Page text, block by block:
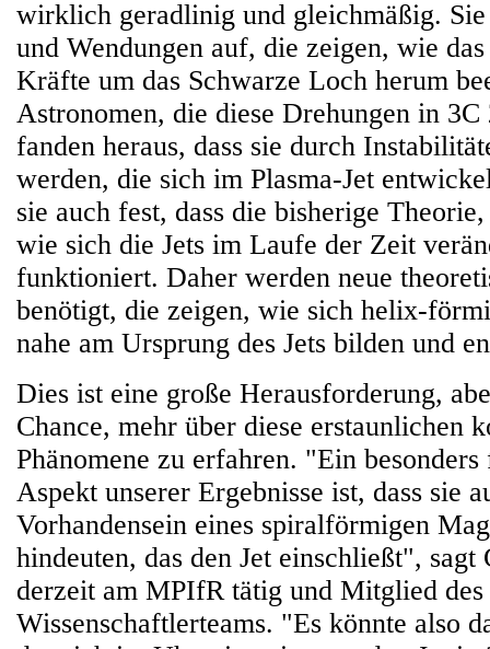
wirklich geradlinig und gleichmäßig.
und Wendungen auf, die zeigen, wie
Kräfte um das Schwarze Loch herum
Astronomen, die diese Drehungen in 3C
fanden heraus, dass sie durch
werden, die sich im Plasma-Jet
sie auch fest, dass die bisherige
wie sich die Jets im Laufe der Zeit
funktioniert. Daher werden neue
benötigt, die zeigen, wie sich helix-
nahe am Ursprung des Jets bilden und
Dies ist eine große Herausforderung,
Chance, mehr über diese erstaunlichen
Phänomene zu erfahren. "Ein
Aspekt unserer Ergebnisse ist, dass sie
Vorhandensein eines spiralförmigen
hindeuten, das den Jet einschließt", sagt
derzeit am MPIfR tätig und Mitglied des
Wissenschaftlerteams. "Es könnte also